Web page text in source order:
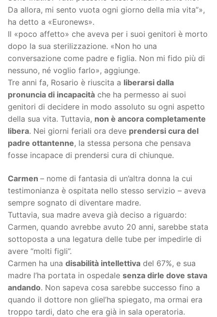
Da allora, mi sento vuota ogni giorno della mia vita”»,
ha detto a «Euronews».
Il «poco affetto» che aveva per i suoi genitori è morto
dopo la sua sterilizzazione. «Non ho una
conversazione come padre e figlia. Non mi fido più di
nessuno, né voglio farlo», aggiunge.
Tre anni fa, Rosario è riuscita a liberarsi dalla
pronuncia di incapacità che ha permesso ai suoi
genitori di decidere in modo assoluto su ogni aspetto
della sua vita. Tuttavia, non è ancora completamente
libera. Nei giorni feriali ora deve prendersi cura del
padre ottantenne, la stessa persona che pensava
fosse incapace di prendersi cura di chiunque.
Carmen – nome di fantasia di un’altra donna la cui
testimonianza è ospitata nello stesso servizio – aveva
sempre sognato di diventare madre.
Tuttavia, sua madre aveva già deciso a riguardo:
Carmen, quando avrebbe avuto 20 anni, sarebbe stata
sottoposta a una legatura delle tube per impedirle di
avere “molti figli”.
Carmen ha una disabilità intellettiva del 67%, e sua
madre l’ha portata in ospedale senza dirle dove stava
andando. Non sapeva cosa sarebbe successo fino a
quando il dottore non gliel’ha spiegato, ma ormai era
troppo tardi, dato che era già in sala operatoria.